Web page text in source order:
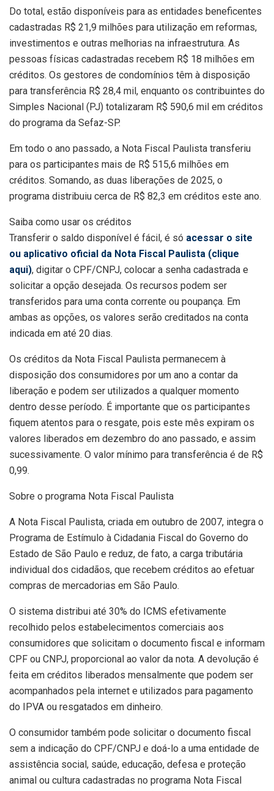
Do total, estão disponíveis para as entidades beneficentes
cadastradas R$ 21,9 milhões para utilização em reformas,
investimentos e outras melhorias na infraestrutura. As
pessoas físicas cadastradas recebem R$ 18 milhões em
créditos. Os gestores de condomínios têm à disposição
para transferência R$ 28,4 mil, enquanto os contribuintes do
Simples Nacional (PJ) totalizaram R$ 590,6 mil em créditos
do programa da Sefaz-SP.
Em todo o ano passado, a Nota Fiscal Paulista transferiu
para os participantes mais de R$ 515,6 milhões em
créditos. Somando, as duas liberações de 2025, o
programa distribuiu cerca de R$ 82,3 em créditos este ano.
Saiba como u​​​sar os créditos
Transferir o saldo disponível é fácil, é só acessar o site
ou aplicativo oficial da Nota Fiscal Paulista (clique
aqui), digitar o CPF/CNPJ, colocar a senha cadastrada e
solicitar a opção desejada. Os recursos podem ser
transferidos para uma conta corrente ou poupança. Em
ambas as opções, os valores serão creditados na conta
indicada em até 20 dias.
Os créditos da Nota Fiscal Paulista permanecem à
disposição dos consumidores por um ano a contar da
liberação e podem ser utilizados a qualquer momento
dentro desse período. É importante que os participantes
fiquem atentos para o resgate, pois este mês expiram os
valores liberados em dezembro do ano passado, e assim
sucessivamente. O valor mínimo para transferência é de R$
0,99.
Sobre o programa Nota Fiscal Paulis​​ta
A Nota Fiscal Paulista, criada em outubro de 2007, integra o
Programa de Estímulo à Cidadania Fiscal do Governo do
Estado de São Paulo e reduz, de fato, a carga tributária
individual dos cidadãos, que recebem créditos ao efetuar
compras de mercadorias em São Paulo.
O sistema distribui até 30% do ICMS efetivamente
recolhido pelos estabelecimentos comerciais aos
consumidores que solicitam o documento fiscal e informam
CPF ou CNPJ, proporcional ao valor da nota. A devolução é
feita em créditos liberados mensalmente que podem ser
acompanhados pela internet e utilizados para pagamento
do IPVA ou resgatados em dinheiro.
O consumidor também pode solicitar o documento fiscal
sem a indicação do CPF/CNPJ e doá-lo a uma entidade de
assistência social, saúde, educação, defesa e proteção
animal ou cultura cadastradas no programa Nota Fiscal